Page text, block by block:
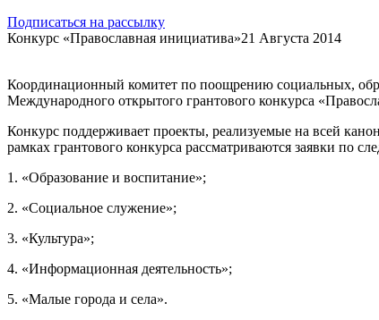
Подписаться на рассылку
Конкурс «Православная инициатива»21 Августа 2014
Координационный комитет по поощрению социальных,
Международного открытого грантового конкурса
Конкурс поддерживает проекты, реализуемые на всей
рамках грантового конкурса рассматриваются заявки по
1. «Образование и воспитание»;
2. «Социальное служение»;
3. «Культура»;
4. «Информационная деятельность»;
5. «Малые города и села».